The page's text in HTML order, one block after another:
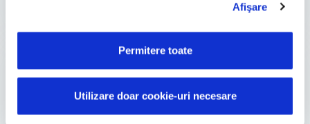
Afişare
Permitere toate
Utilizare doar cookie-uri necesare